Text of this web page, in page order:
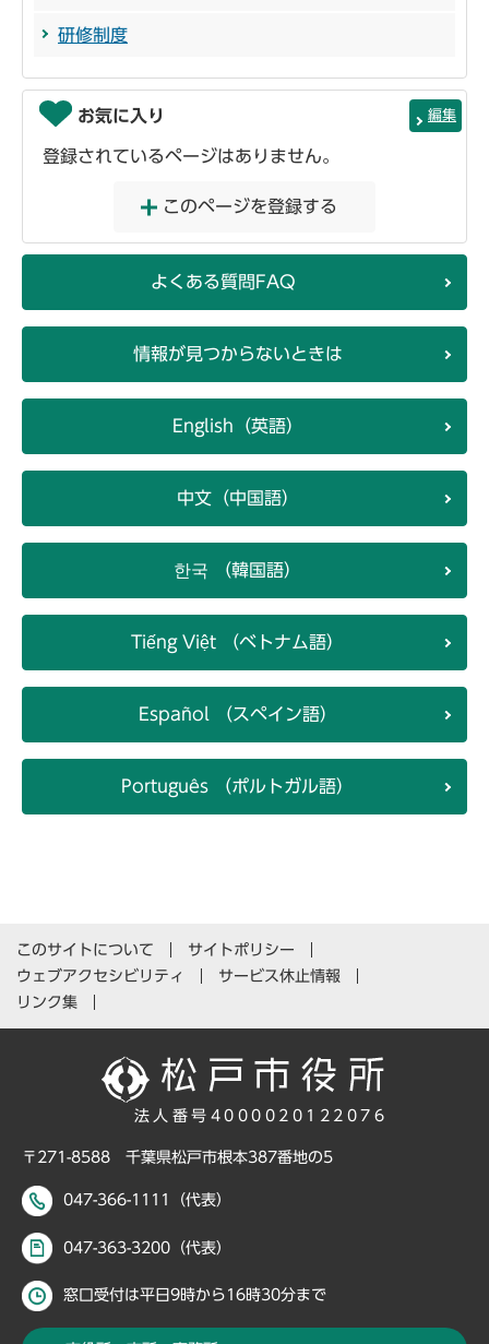
研修制度
お気に入り 編集
登録されているページはありません。
このページを登録する
よくある質問FAQ
情報が見つからないときは
English（英語）
中文（中国語）
한국 （韓国語）
Tiếng Việt （ベトナム語）
Español （スペイン語）
Português （ポルトガル語）
このサイトについて
サイトポリシー
ウェブアクセシビリティ
サービス休止情報
リンク集
法人番号4000020122076
〒271-8588 千葉県松戸市根本387番地の5
047-366-1111（代表）
047-363-3200（代表）
窓口受付は平日9時から16時30分まで